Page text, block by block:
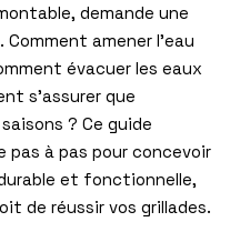
demande une
amener l’eau
évacuer les eaux
s’assurer que
? Ce guide
pas à pas pour concevoir
et fonctionnelle,
de réussir vos grillades.